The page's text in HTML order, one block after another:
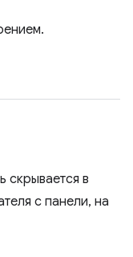
скрывается в
с панели, на